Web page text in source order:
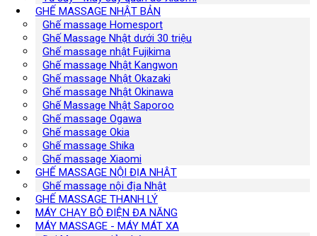
GHẾ MASSAGE NHẬT BẢN
Ghế massage Homesport
Ghế Massage Nhật dưới 30 triệu
Ghế massage nhật Fujikima
Ghế massage Nhật Kangwon
Ghế massage Nhật Okazaki
Ghế massage Nhật Okinawa
Ghế Massage Nhật Saporoo
Ghế massage Ogawa
Ghế massage Okia
Ghế massage Shika
Ghế massage Xiaomi
GHẾ MASSAGE NỘI ĐỊA NHẬT
Ghế massage nội địa Nhật
GHẾ MASSAGE THANH LÝ
MÁY CHẠY BỘ ĐIỆN ĐA NĂNG
MÁY MASSAGE - MÁY MÁT XA